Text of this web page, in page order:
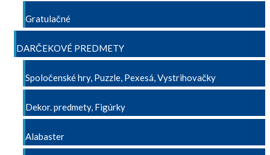
Gratulačné
DARČEKOVÉ PREDMETY
Spoločenské hry, Puzzle, Pexesá, Vystrihovačky
Dekor. predmety, Figúrky
Alabaster